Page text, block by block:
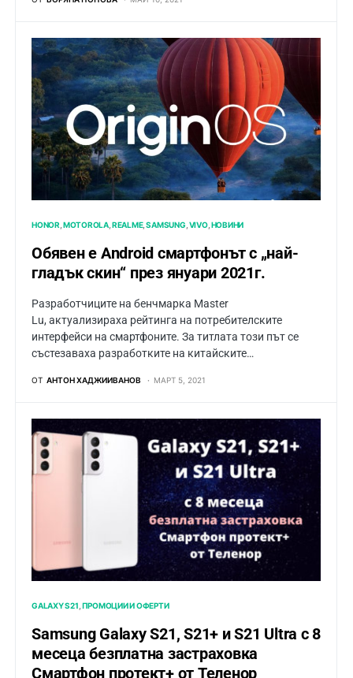
HONOR MOTOROLA REALME SAMSUNG VIVO НОВИНИ
Обявен е Android смартфонът с „най-
гладък скин“ през януари 2021г.
Разработчиците на бенчмарка Master
Lu, актуализираха рейтинга на потребителските
интерфейси на смартфоните. За титлата този път се
състезаваха разработките на китайските…
ОТ АНТОН ХАДЖИИВАНОВ МАРТ 5, 2021
GALAXY S21 ПРОМОЦИИ И ОФЕРТИ
Samsung Galaxy S21, S21+ и S21 Ultra с 8
месеца безплатна застраховка
Смартфон протект+ от Теленор